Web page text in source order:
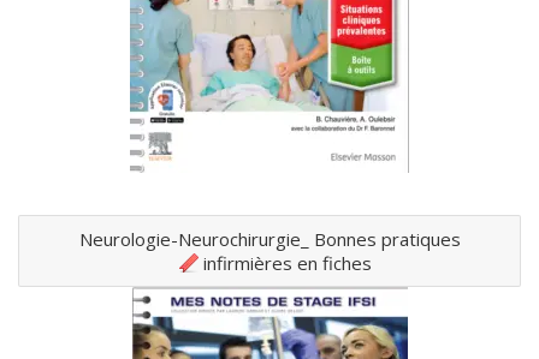
Neurologie-Neurochirurgie_ Bonnes pratiques
infirmières en fiches